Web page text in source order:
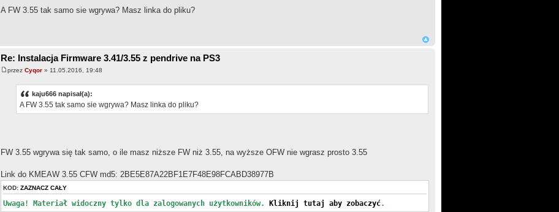
A FW 3.55 tak samo sie wgrywa? Masz linka do pliku?
Re: Instalacja Firmware 3.41/3.55 z pendrive na PS3
przez Cyqor» 11.05.2016, 19:48
kaju666 napisał(a):
A FW 3.55 tak samo sie wgrywa? Masz linka do pliku?
FW 3.55 wgrywa się tak samo, o ile masz niższe FW niż 3.55, na wyższe OFW nie wgrasz prosto 3.55
Link do KMEAW 3.55 CFW md5: 2BE5E87A22BF1E7F48E98FCABD38977B
KOD: ZAZNACZ CAŁY
Uwaga! Materiał widoczny tylko dla zalogowanych użytkowników. Kliknij tutaj aby zobaczyć.